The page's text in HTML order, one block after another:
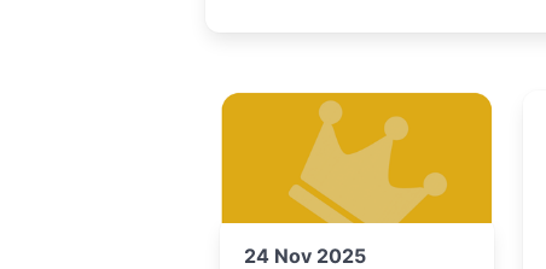
24 Nov 2025